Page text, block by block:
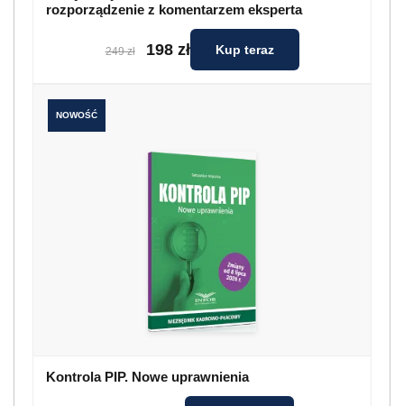
rozporządzenie z komentarzem eksperta
249 zł 198 zł Kup teraz
NOWOŚĆ
Kontrola PIP. Nowe uprawnienia